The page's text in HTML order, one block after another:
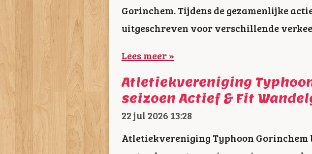
Gorinchem. Tijdens de gezamenlijke
uitgeschreven voor verschillende
Lees meer »
Atletiekvereniging
seizoen Actief & Fit
22 jul 2026 13:28
Atletiekvereniging Typhoon Gorinchem